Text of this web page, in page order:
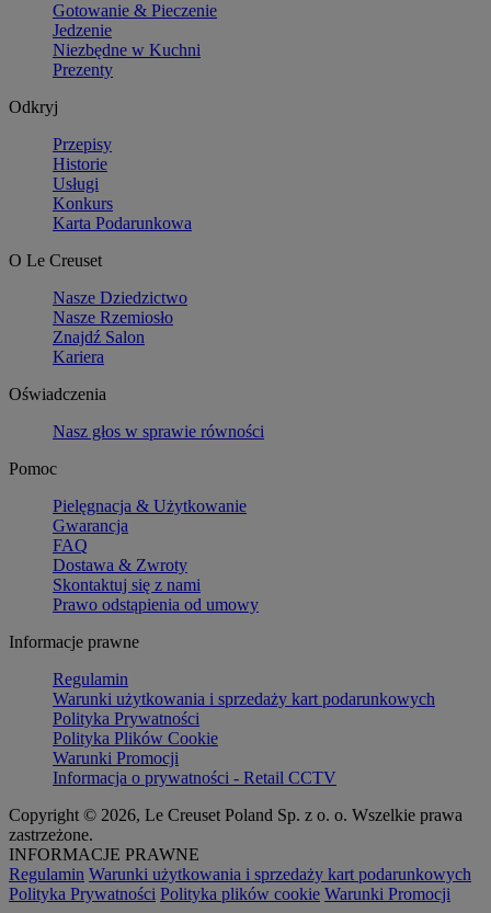
Gotowanie & Pieczenie
Jedzenie
Niezbędne w Kuchni
Prezenty
Odkryj
Przepisy
Historie
Usługi
Konkurs
Karta Podarunkowa
O Le Creuset
Nasze Dziedzictwo
Nasze Rzemiosło
Znajdź Salon
Kariera
Oświadczenia
Nasz głos w sprawie równości
Pomoc
Pielęgnacja & Użytkowanie
Gwarancja
FAQ
Dostawa & Zwroty
Skontaktuj się z nami
Prawo odstąpienia od umowy
Informacje prawne
Regulamin
Warunki użytkowania i sprzedaży kart podarunkowych
Polityka Prywatności
Polityka Plików Cookie
Warunki Promocji
Informacja o prywatności - Retail CCTV
Copyright © 2026, Le Creuset Poland Sp. z o. o. Wszelkie prawa
zastrzeżone.
INFORMACJE PRAWNE
Regulamin Warunki użytkowania i sprzedaży kart podarunkowych
Polityka Prywatności Polityka plików cookie Warunki Promocji